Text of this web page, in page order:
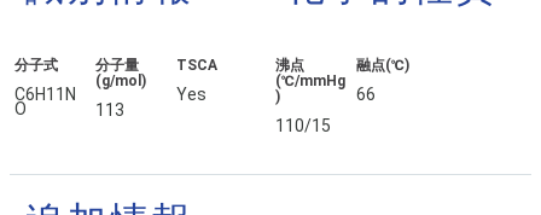
分子式
C6H11N
O
分子量
(g/mol)
113
TSCA
Yes
沸点
(℃/mmHg
)
110/15
融点(℃)
66